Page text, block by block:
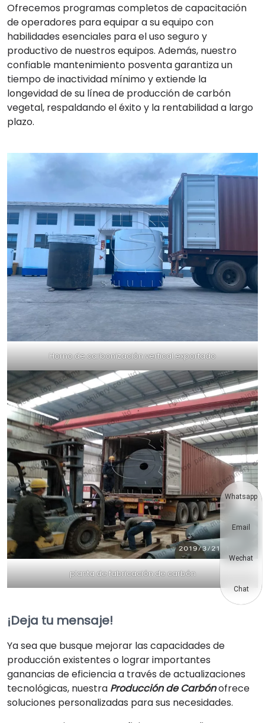
Ofrecemos programas completos de capacitación
de operadores para equipar a su equipo con
habilidades esenciales para el uso seguro y
productivo de nuestros equipos. Además, nuestro
confiable mantenimiento posventa garantiza un
tiempo de inactividad mínimo y extiende la
longevidad de su línea de producción de carbón
vegetal, respaldando el éxito y la rentabilidad a largo
plazo.
Horno de carbonización vertical exportado
planta de fabricación de carbón
¡Deja tu mensaje!
Ya sea que busque mejorar las capacidades de
producción existentes o lograr importantes
ganancias de eficiencia a través de actualizaciones
tecnológicas, nuestra Producción de Carbónofrece
soluciones personalizadas para sus necesidades.
Whatsapp
Email
Wechat
Chat